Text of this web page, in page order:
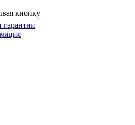
гарантии
кнопку